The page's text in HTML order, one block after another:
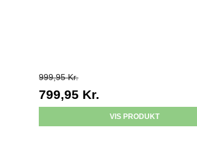
999,95 Kr.
799,95 Kr.
VIS PRODUKT